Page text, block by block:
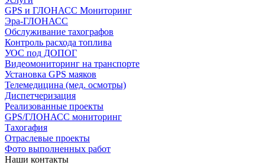
GPS и ГЛОНАСС Мониторинг
Эра-ГЛОНАСС
Обслуживание тахографов
Контроль расхода топлива
УОС под ДОПОГ
Видеомониторинг на транспорте
Установка GPS маяков
Телемедицина (мед. осмотры)
Диспетчеризация
Реализованные проекты
GPS/ГЛОНАСС мониторинг
Тахогафия
Отраслевые проекты
Фото выполненных работ
Наши контакты